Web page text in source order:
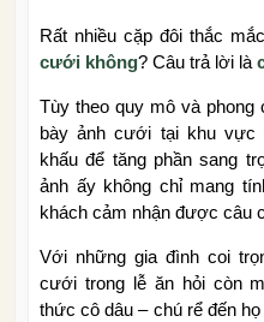
Rất nhiều cặp đôi thắc
cưới không? Câu trả lời là
Tùy theo quy mô và phong
bày ảnh cưới tại khu vực
khấu để tăng phần sang
ảnh ấy không chỉ mang
khách cảm nhận được câu
Với những gia đình coi
cưới trong lễ ăn hỏi còn
thức cô dâu – chú rể đến